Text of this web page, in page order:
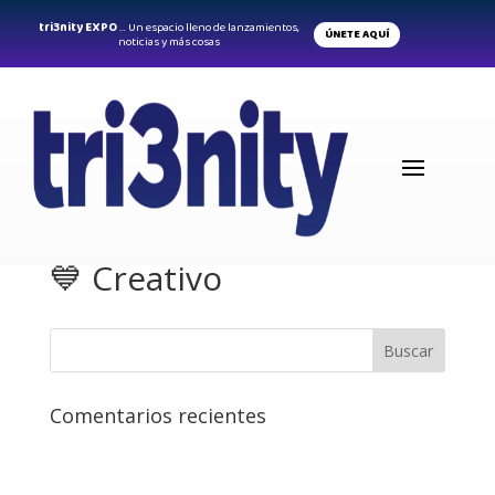
tri3nity EXPO... Un espacio lleno de lanzamientos,
noticias y más cosas ÚNETE AQUÍ
💙 Creativo
Comentarios recientes